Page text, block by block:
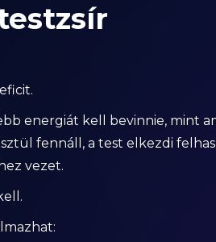
energiát kell bevinnie, mint
fennáll, a test elkezdi
vezet.